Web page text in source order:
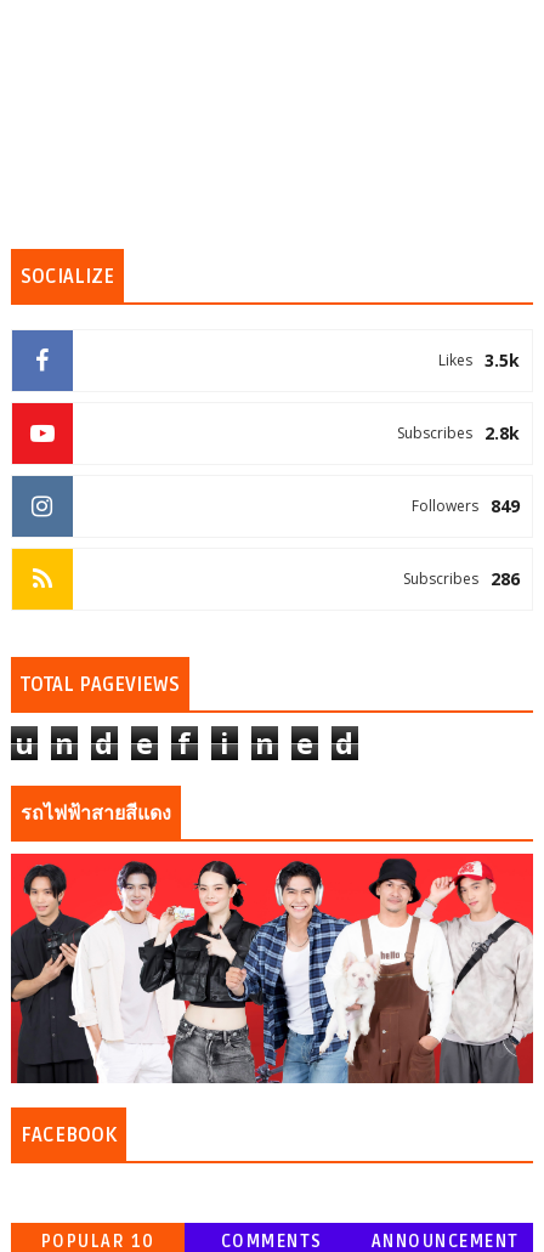
SOCIALIZE
3.5k
Likes
2.8k
Subscribes
849
Followers
286
Subscribes
TOTAL PAGEVIEWS
u n d e f i n e d
รถไฟฟ้าสายสีแดง
FACEBOOK
POPULAR 10 COMMENTS ANNOUNCEMENT